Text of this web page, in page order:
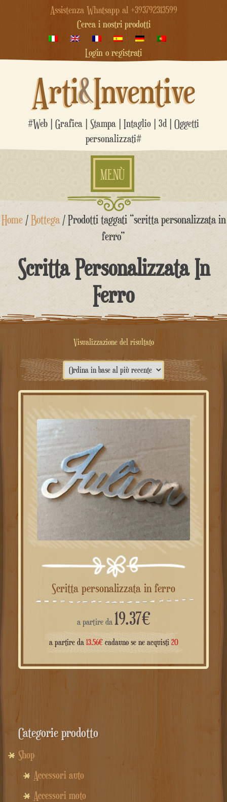
Assistenza Whatsapp al +393792313599
Cerca i nostri prodotti
Login o registrati
Arti&Inventive
#Web | Grafica | Stampa | Intaglio | 3d | Oggetti
personalizzati#
MENÙ
Salta
alHome/Bottega/ Prodotti taggati “scritta personalizzata in
ferro”
Scritta Personalizzata In
Ferro
Visualizzazione del risultato
Scritta personalizzata in ferro
a partire da 19.37€
a partire da 13.56€cadauno se ne acquisti 20
Categorie prodotto
Shop
Accessori auto
Accessori moto